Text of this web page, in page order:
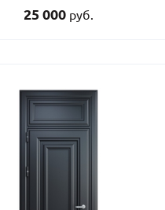
25 000 руб.